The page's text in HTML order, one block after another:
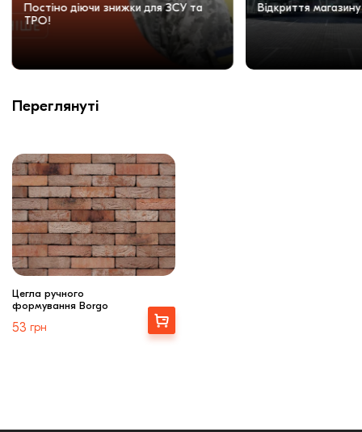
Постіно діючи знижки для ЗСУ та
ТРО!
Відкриття магазину
Переглянуті
Цегла ручного
формування Borgo
53 грн
Вибрати